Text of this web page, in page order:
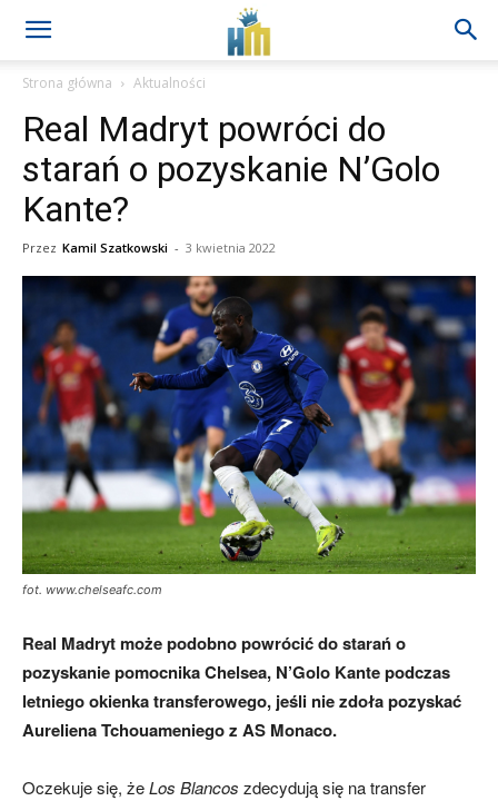
Strona główna Aktualności
Real Madryt powróci do
starań o pozyskanie N’Golo
Kante?
Przez Kamil Szatkowski - 3 kwietnia 2022
fot. www.chelseafc.com
Real Madryt może podobno powrócić do starań o
pozyskanie pomocnika Chelsea, N’Golo Kante podczas
letniego okienka transferowego, jeśli nie zdoła pozyskać
Aureliena Tchouameniego z AS Monaco.
Oczekuje się, żeLos Blancos zdecydują się na transfer